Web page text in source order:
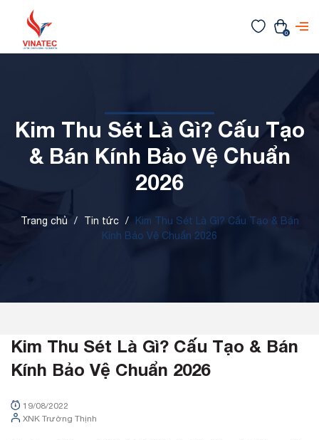
0
Kim Thu Sét Là Gì? Cấu Tạo
& Bán Kính Bảo Vệ Chuẩn
2026
Trang chủ / Tin tức /
Kim Thu Sét Là Gì? Cấu Tạo & Bán
Kính Bảo Vệ Chuẩn 2026
Kim Thu Sét Là Gì? Cấu Tạo & Bán
Kính Bảo Vệ Chuẩn 2026
19/08/2022
XNK Trường Thịnh